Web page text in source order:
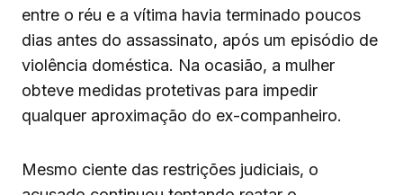
entre o réu e a vítima havia terminado poucos
dias antes do assassinato, após um episódio de
violência doméstica. Na ocasião, a mulher
obteve medidas protetivas para impedir
qualquer aproximação do ex-companheiro.
Mesmo ciente das restrições judiciais, o